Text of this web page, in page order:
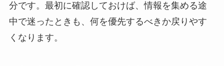
分です。最初に確認しておけば、情報を集める途
中で迷ったときも、何を優先するべきか戻りやす
くなります。